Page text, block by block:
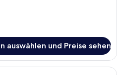
auswählen und Preise sehen
Minibar, Zimmersafe, Schreibtisch,